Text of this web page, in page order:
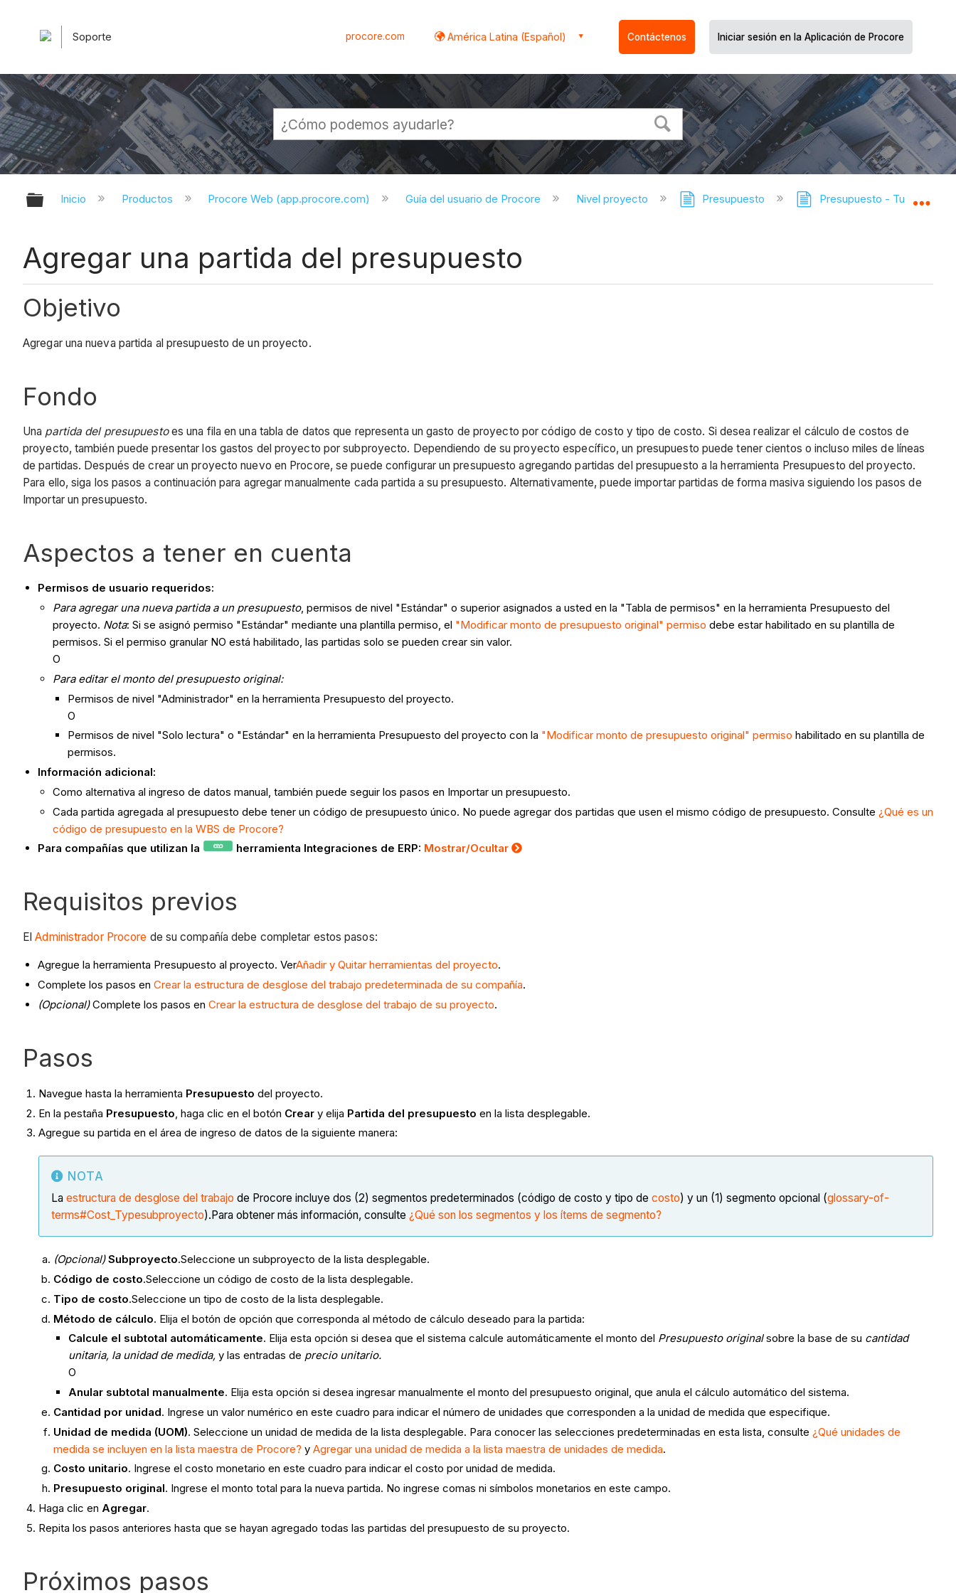
Soporte procore.com América Latina (Español) Contáctenos Iniciar sesión en la Aplicación de Procore
Expandir/contraer jerarquía global
Inicio Productos Procore Web (app.procore.com) Guía del usuario de Procore Nivel proyecto Presupuesto Presupuesto - Tutoriales
Agregar una partida del presupuesto
Objetivo
Agregar una nueva partida al presupuesto de un proyecto.
Fondo
Una partida del presupuestoes una fila en una tabla de datos que representa un gasto de proyecto por código de costo y tipo de costo. Si desea realizar el cálculo de costos de
proyecto, también puede presentar los gastos del proyecto por subproyecto. Dependiendo de su proyecto específico, un presupuesto puede tener cientos o incluso miles de líneas
de partidas. Después de crear un proyecto nuevo en Procore, se puede configurar un presupuesto agregando partidas del presupuesto a la herramienta Presupuesto del proyecto.
Para ello, siga los pasos a continuación para agregar manualmente cada partida a su presupuesto. Alternativamente, puede importar partidas de forma masiva siguiendo los pasos de
Importar un presupuesto.
Aspectos a tener en cuenta
Permisos de usuario requeridos:
Para agregar una nueva partida a un presupuesto, permisos de nivel "Estándar" o superior asignados a usted en la "Tabla de permisos" en la herramienta Presupuesto del
proyecto. Nota: Si se asignó permiso "Estándar" mediante una plantilla permiso, el "Modificar monto de presupuesto original" permiso debe estar habilitado en su plantilla de
permisos. Si el permiso granular NO está habilitado, las partidas solo se pueden crear sin valor.
O
Para editar el monto del presupuesto original:
Permisos de nivel "Administrador" en la herramienta Presupuesto del proyecto.
O
Permisos de nivel "Solo lectura" o "Estándar" en la herramienta Presupuesto del proyecto con la "Modificar monto de presupuesto original" permiso habilitado en su plantilla de
permisos.
Información adicional:
Como alternativa al ingreso de datos manual, también puede seguir los pasos en Importar un presupuesto.
Cada partida agregada al presupuesto debe tener un código de presupuesto único. No puede agregar dos partidas que usen el mismo código de presupuesto. Consulte ¿Qué es un
código de presupuesto en la WBS de Procore?
Para compañías que utilizan la
herramienta Integraciones de ERP: Mostrar/Ocultar
Requisitos previos
ElAdministrador Procore de su compañía debe completar estos pasos:
Agregue la herramienta Presupuesto al proyecto. VerAñadir y Quitar herramientas del proyecto.
Complete los pasos en Crear la estructura de desglose del trabajo predeterminada de su compañía.
(Opcional)Complete los pasos en Crear la estructura de desglose del trabajo de su proyecto.
Pasos
Navegue hasta la herramienta Presupuesto del proyecto.
En la pestaña Presupuesto , haga clic en el botón Crear y elija Partida del presupuesto en la lista desplegable.
Agregue su partida en el área de ingreso de datos de la siguiente manera:
NOTA
Laestructura de desglose del trabajo de Procore incluye dos (2) segmentos predeterminados (código de costo y tipo decosto) y un (1) segmento opcional (glossary-of-
terms#Cost_Typesubproyecto).Para obtener más información, consulte¿Qué son los segmentos y los ítems de segmento?
(Opcional)Subproyecto.Seleccione un subproyecto de la lista desplegable.
Código de costo.Seleccione un código de costo de la lista desplegable.
Tipo de costo.Seleccione un tipo de costo de la lista desplegable.
Método de cálculo. Elija el botón de opción que corresponda al método de cálculo deseado para la partida:
Calcule el subtotal automáticamente. Elija esta opción si desea que el sistema calcule automáticamente el monto del Presupuesto originalsobre la base de su cantidad
unitaria, la unidad de medida, y las entradas de precio unitario.
O
Anular subtotal manualmente. Elija esta opción si desea ingresar manualmente el monto del presupuesto original, que anula el cálculo automático del sistema.
Cantidad por unidad. Ingrese un valor numérico en este cuadro para indicar el número de unidades que corresponden a la unidad de medida que especifique.
Unidad de medida (UOM). Seleccione un unidad de medida de la lista desplegable. Para conocer las selecciones predeterminadas en esta lista, consulte ¿Qué unidades de
medida se incluyen en la lista maestra de Procore? yAgregar una unidad de medida a la lista maestra de unidades de medida.
Costo unitario. Ingrese el costo monetario en este cuadro para indicar el costo por unidad de medida.
Presupuesto original. Ingrese el monto total para la nueva partida. No ingrese comas ni símbolos monetarios en este campo.
Haga clic en Agregar.
Repita los pasos anteriores hasta que se hayan agregado todas las partidas del presupuesto de su proyecto.
Próximos pasos